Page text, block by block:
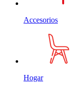
Accesorios
Hogar